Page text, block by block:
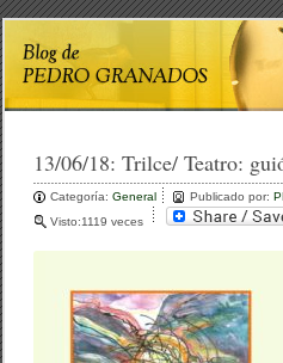
13/06/18:Trilce/ Teatro:
Categoría:General Publicado por:
Visto:1119 veces